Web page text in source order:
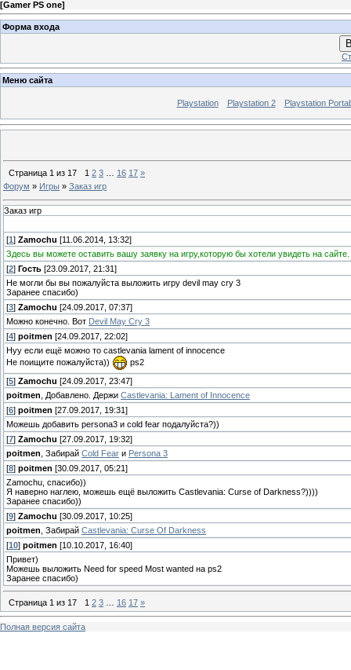
[Gamer PS one]
Форма входа
Меню сайта
Playstation Playstation 2 Playstation
Страница 1 из 17 1 2 3 16 17 »
Форум » Игры » Заказ игр
Заказ игр
[1 ] Zamochu [11.06.2014, 13:32]
Здесь вы можете оставить вашу заявку на игру,которую бы хотели увидеть на
[2] Гость [23.09.2017, 21:31]
Не могли бы вы пожалуйста выложить игру devil may cry 3
Заранее спасибо)
[3] Zamochu [24.09.2017, 07:37]
Можно конечно. Вот Devil May Cry 3
[4] poitmen [24.09.2017, 22:02]
Нуу если ещё можно то castlevania lament of innocence
Не поищите пожалуйста))
ps2
[5] Zamochu [24.09.2017, 23:47]
poitmen , Добавлено. Держи Castlevania: Lament of Innocence
[6] poitmen [27.09.2017, 19:31]
Можешь добавить persona3 и cold fear подалуйста?))
[7] Zamochu [27.09.2017, 19:32]
poitmen , Забирай Cold Fear и Persona 3
[8] poitmen [30.09.2017, 05:21]
Zamochu, спасибо))
Я наверно наглею, можешь ещё выложить Castlevania: Curse of Darkness?))))
Заранее спасибо))
[9] Zamochu [30.09.2017, 10:25]
poitmen , Забирай Castlevania: Curse Of Darkness
[10] poitmen [10.10.2017, 16:40]
Привет)
Можешь выложить Need for speed Most wanted на ps2
Заранее спасибо)
Страница 1 из 17 1 2 3 16 17 »
Полная версия сайта